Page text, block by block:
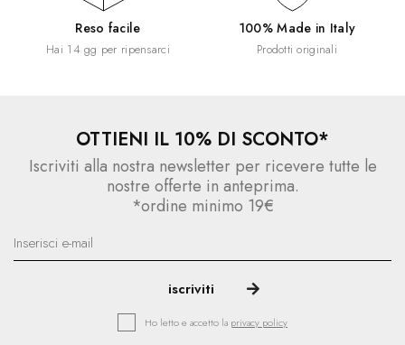
Reso facile
Hai 14 gg per ripensarci
100% Made in Italy
Prodotti originali
OTTIENI IL 10% DI SCONTO*
Iscriviti alla nostra newsletter per ricevere tutte le
nostre offerte in anteprima.
*ordine minimo 19€
Ho letto e accetto la privacy policy